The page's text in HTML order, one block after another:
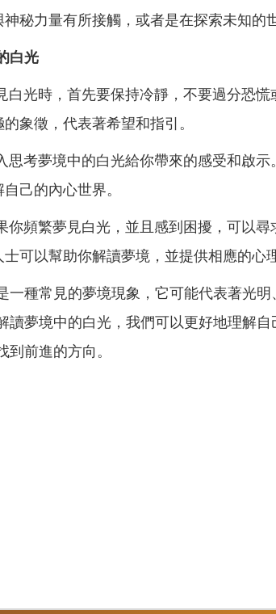
秘力量有所接觸，或者是在探索未知的
白光
白光時，首先要保持冷靜，不要過分恐慌
象徵，代表著希望和指引。
思考夢境中的白光給你帶來的感受和啟示
己的內心世界。
你頻繁夢見白光，並且感到困擾，可以尋
可以幫助你解讀夢境，並提供相應的心
一種常見的夢境現象，它可能代表著光明
讀夢境中的白光，我們可以更好地理解自
到前進的方向。